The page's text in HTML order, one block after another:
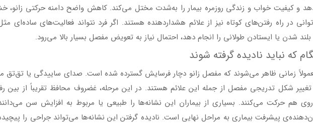
و کیفیت خواب و زندگی روزمره بیمار را به‌شدت مختل می‌کند. کاهش واضح دامنه حرکتی زانو،
در راه رفتن‌های کوتاه نیز از علائم هشداردهنده هستند. اگر فرد نتواند فعالیت‌های ساده‌ای مثل
شدن یا ایستادن طولانی را انجام دهد، احتمال نیاز به تعویض مفصل بسیار بالا می‌رود.
که نباید نادیده گرفته شوند
زمانی ظاهر می‌شوند که مفصل زانو دچار فرسایش گسترده شده است. صدای ساییدگی یا تق‌تق
تغییر شکل تدریجی مفصل از جمله این علائم هستند. در این مرحله، غضروف محافظ تقریباً از بین
هم حرکت می‌کنند. بسیاری از بیماران این نشانه‌ها را طبیعی یا مربوط به افزایش سن
پیشرفت بیماری به مراحل نهایی است. نادیده گرفتن این نشانه‌ها می‌تواند جراحی را